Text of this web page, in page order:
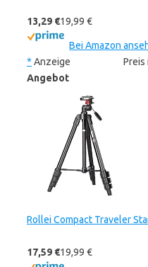
13,29 €19,99 €
Bei Amazon
* Anzeige
Preis
Angebot
Rollei Compact Traveler
17,59 €19,99 €